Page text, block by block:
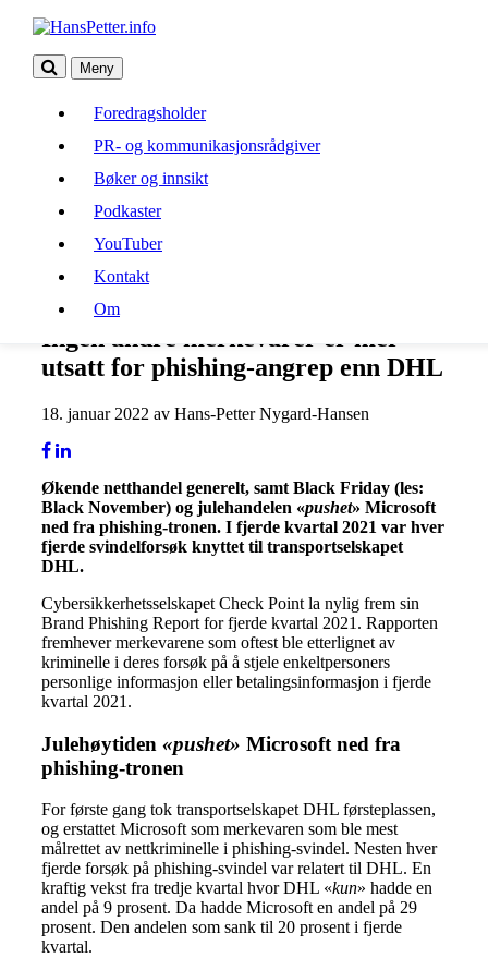
Meny
Foredragsholder
PR- og kommunikasjonsrådgiver
Bøker og innsikt
Podkaster
YouTuber
Kontakt
Om
Foredragsholder
PR- og kommunikasjonsrådgiver
Bøker og innsikt
YouTuber
Kontakt
Ingen andre merkevarer er mer
utsatt for phishing-angrep enn DHL
18. januar 2022 av Hans-Petter Nygard-Hansen
Økende netthandel generelt, samt Black Friday (les:
Black November) og julehandelen «pushet» Microsoft
ned fra phishing-tronen. I fjerde kvartal 2021 var hver
fjerde svindelforsøk knyttet til transportselskapet
DHL.
Cybersikkerhetsselskapet Check Point la nylig frem sin
Brand Phishing Report for fjerde kvartal 2021. Rapporten
fremhever merkevarene som oftest ble etterlignet av
kriminelle i deres forsøk på å stjele enkeltpersoners
personlige informasjon eller betalingsinformasjon i fjerde
kvartal 2021.
Julehøytiden «pushet» Microsoft ned fra
phishing-tronen
For første gang tok transportselskapet DHL førsteplassen,
og erstattet Microsoft som merkevaren som ble mest
målrettet av nettkriminelle i phishing-svindel. Nesten hver
fjerde forsøk på phishing-svindel var relatert til DHL. En
kraftig vekst fra tredje kvartal hvor DHL «kun» hadde en
andel på 9 prosent. Da hadde Microsoft en andel på 29
prosent. Den andelen som sank til 20 prosent i fjerde
kvartal.